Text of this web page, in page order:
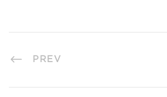
PREV